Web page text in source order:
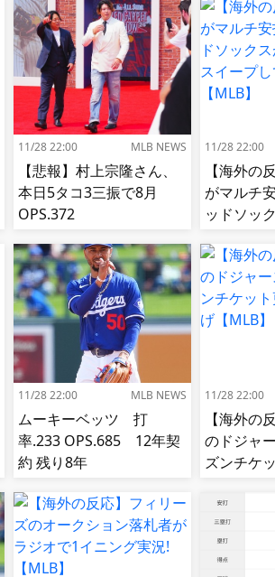
11/28 22:00 MLB NEWS
【悲報】村上宗隆さん、
本日5タコ3三振で8月
OPS.372
11/28 22:00
【海外の
がマルチ
ッドソッ
【MLB】
11/28 22:00 MLB NEWS
ムーキーベッツ 打
率.233 OPS.685 12年契
約 残り8年
11/28 22:00
【海外の
のドジャ
ズンチケ